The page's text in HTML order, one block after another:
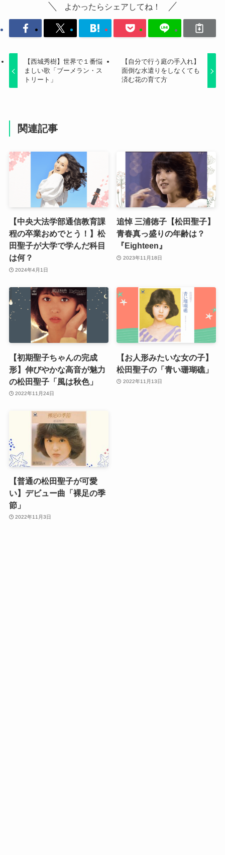
よかったらシェアしてね！
【西城秀樹】世界で１番悩
ましい歌「ブーメラン・ス
トリート」
【自分で行う庭の手入れ】
面倒な水遣りをしなくても
済む花の育て方
関連記事
【中央大法学部通信教育課
程の卒業おめでとう！】松
田聖子が大学で学んだ科目
は何？
2024年4月1日
追悼 三浦徳子【松田聖子】
青春真っ盛りの年齢は？
『Eighteen』
2023年11月18日
【初期聖子ちゃんの完成
形】伸びやかな高音が魅力
の松田聖子「風は秋色」
2022年11月24日
【お人形みたいな女の子】
松田聖子の「青い珊瑚礁」
2022年11月13日
【普通の松田聖子が可愛
い】デビュー曲「裸足の季
節」
2022年11月3日